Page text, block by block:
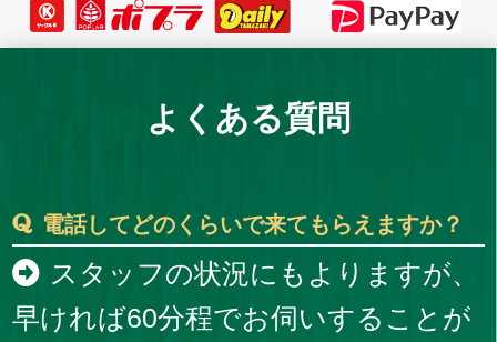
よくある質問
電話してどのくらいで来てもらえますか？
スタッフの状況にもよりますが、
早ければ60分程でお伺いすることが